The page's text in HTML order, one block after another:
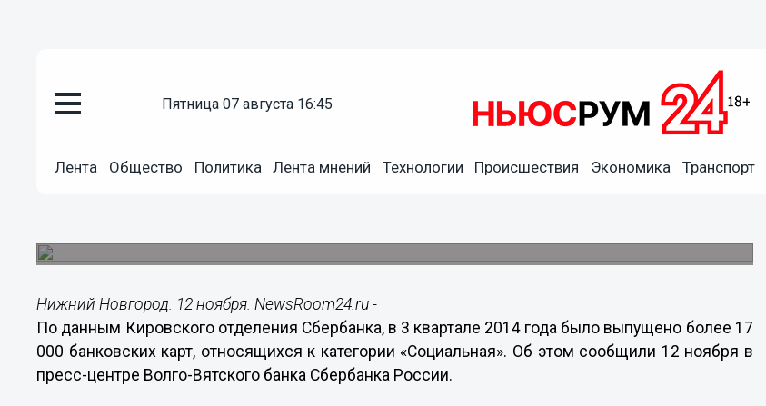
пятница 07 августа 16:45
Лента Общество Политика Лента мнений Технологии Происшествия Экономика Транспорт
Более 17 тысяч кировчан получили в 3 квартале
Нижний Новгород. 12 ноября. NewsRoom24.ru -
По данным Кировского отделения Сбербанка, в 3 квартале 2014 года было выпущено более 17
000 банковских карт, относящихся к категории «Социальная». Об этом сообщили 12 ноября в
пресс-центре Волго-Вятского банка Сбербанка России.